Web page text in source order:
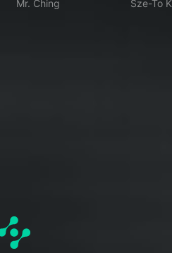
Mr. Ching
Sze-To